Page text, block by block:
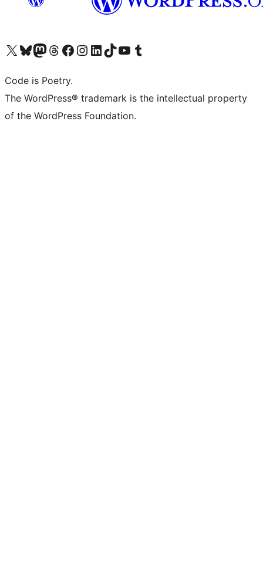
Navštivte náš účet na X (dříve Twitter)
Navštivte náš Bluesky účetNavštivte náš účet Mastodon
Navštivte náš Threads účetNavštivte naši stránku na Facebooku
Navštivte náš Instagram účetNavštivte náš LinkedIn účetNavštivte náš TikTok účetNavštivte náš YouTube kanálNavštivte náš Tumblr účet
Code is Poetry.
The WordPress® trademark is the intellectual property
of the WordPress Foundation.